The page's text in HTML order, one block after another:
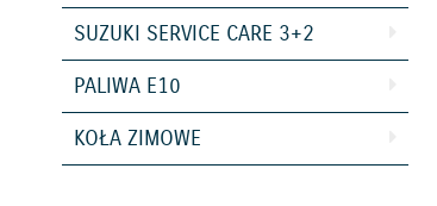
SUZUKI SERVICE CARE 3+2
PALIWA E10
KOŁA ZIMOWE